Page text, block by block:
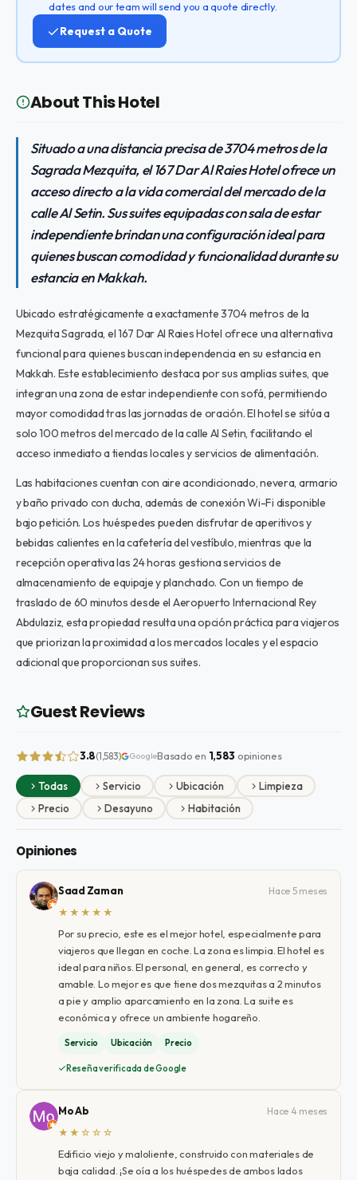
dates and our team will send you a quote directly.
Request a Quote
About This Hotel
Situado a una distancia precisa de 3704 metros de la
Sagrada Mezquita, el 167 Dar Al Raies Hotel ofrece un
acceso directo a la vida comercial del mercado de la
calle Al Setin. Sus suites equipadas con sala de estar
independiente brindan una configuración ideal para
quienes buscan comodidad y funcionalidad durante su
estancia en Makkah.
Ubicado estratégicamente a exactamente 3704 metros de la
Mezquita Sagrada, el 167 Dar Al Raies Hotel ofrece una alternativa
funcional para quienes buscan independencia en su estancia en
Makkah. Este establecimiento destaca por sus amplias suites, que
integran una zona de estar independiente con sofá, permitiendo
mayor comodidad tras las jornadas de oración. El hotel se sitúa a
solo 100 metros del mercado de la calle Al Setin, facilitando el
acceso inmediato a tiendas locales y servicios de alimentación.
Las habitaciones cuentan con aire acondicionado, nevera, armario
y baño privado con ducha, además de conexión Wi-Fi disponible
bajo petición. Los huéspedes pueden disfrutar de aperitivos y
bebidas calientes en la cafetería del vestíbulo, mientras que la
recepción operativa las 24 horas gestiona servicios de
almacenamiento de equipaje y planchado. Con un tiempo de
traslado de 60 minutos desde el Aeropuerto Internacional Rey
Abdulaziz, esta propiedad resulta una opción práctica para viajeros
que priorizan la proximidad a los mercados locales y el espacio
adicional que proporcionan sus suites.
Guest Reviews
3.8(1,583) GoogleBasado en 1,583 opiniones
Todas Servicio Ubicación
Limpieza
Precio
Desayuno Habitación
Opiniones
Saad Zaman
Hace 5 meses
★★★★★
Por su precio, este es el mejor hotel, especialmente para
viajeros que llegan en coche. La zona es limpia. El hotel es
ideal para niños. El personal, en general, es correcto y
amable. Lo mejor es que tiene dos mezquitas a 2 minutos
a pie y amplio aparcamiento en la zona. La suite es
económica y ofrece un ambiente hogareño.
Servicio Ubicación Precio
Reseña verificada de Google
Mo Ab
Hace 4 meses
★★☆☆☆
Edificio viejo y maloliente, construido con materiales de
baja calidad. ¡Se oía a los huéspedes de ambos lados